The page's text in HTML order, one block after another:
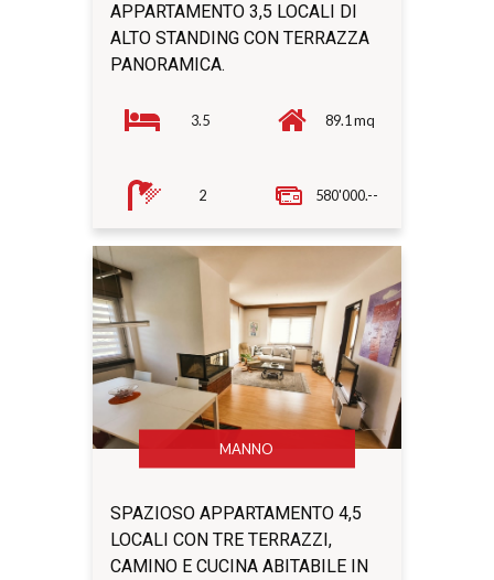
APPARTAMENTO 3,5 LOCALI DI
ALTO STANDING CON TERRAZZA
PANORAMICA.
580'000.--
3.5 89.1 mq
2
MANNO
SPAZIOSO APPARTAMENTO 4,5
LOCALI CON TRE TERRAZZI,
CAMINO E CUCINA ABITABILE IN